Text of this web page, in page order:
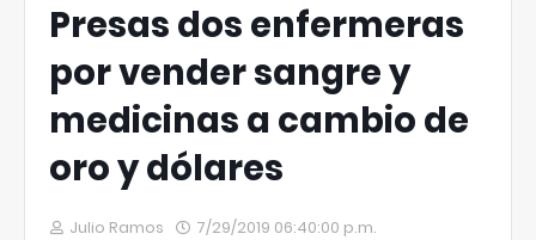
Presas dos enfermeras
por vender sangre y
medicinas a cambio de
oro y dólares
Julio Ramos 7/29/2019 06:40:00 p.m.